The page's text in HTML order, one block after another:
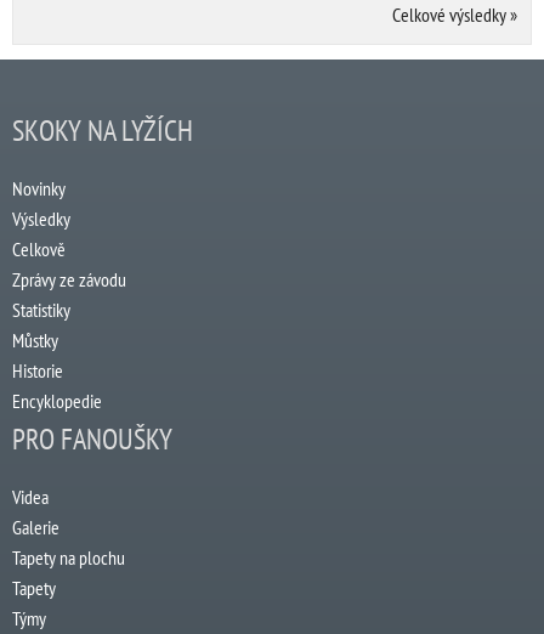
Celkové výsledky»
SKOKY NA LYŽÍCH
Novinky
Výsledky
Celkově
Zprávy ze závodu
Statistiky
Můstky
Historie
Encyklopedie
PRO FANOUŠKY
Videa
Galerie
Tapety na plochu
Tapety
Týmy